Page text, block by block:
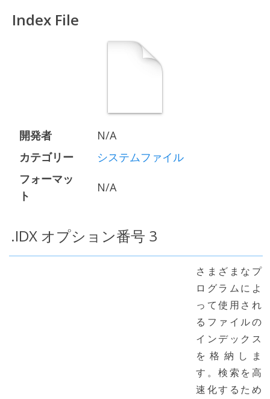
Index File
開発者
N/A
カテゴリー
システムファイル
フォーマッ
ト
N/A
.IDX オプション番号 3
さまざまなプ
ログラムによ
って使用され
るファイルの
インデックス
を格納しま
す。検索を高
速化するため